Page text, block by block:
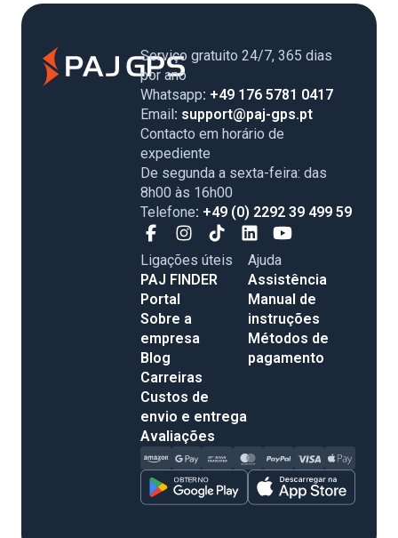
Serviço gratuito 24/7, 365 dias
por ano
Whatsapp: +49 176 5781 0417
Email: support@paj-gps.pt
Contacto em horário de
expediente
De segunda a sexta-feira: das
8h00 às 16h00
Telefone: +49 (0) 2292 39 499 59
Ligações úteis
PAJ FINDER
Portal
Sobre a
empresa
Blog
Carreiras
Custos de
envio e entrega
Avaliações
Ajuda
Assistência
Manual de
instruções
Métodos de
pagamento